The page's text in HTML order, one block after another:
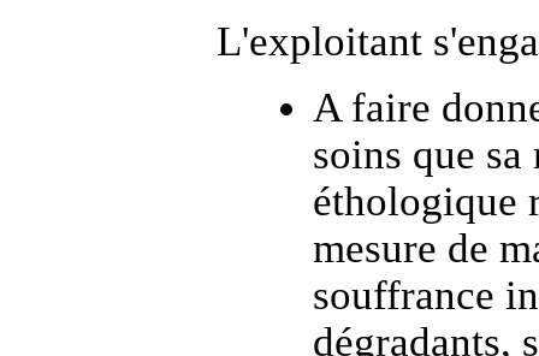
L'exploitant
A faire
soins que sa
éthologique
mesure de
souffrance
dégradants,